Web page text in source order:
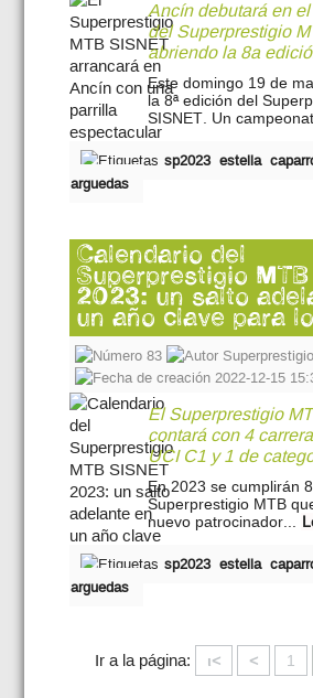
Ancín debutará en
del Superprestigio
abriendo la 8a
Este domingo 19 de
la 8ª edición del
SISNET. Un
sp2023 estella
arguedas
Calendario del
Superprestigio MTB
2023: un salto
un año clave para
83
2022-12-15
El Superprestigio
contará con 4
UCI C1 y 1 de
En 2023 se cumplirán
Superprestigio MTB
nuevo patrocinador...
sp2023 estella
arguedas
Ir a la página: ι< < 1